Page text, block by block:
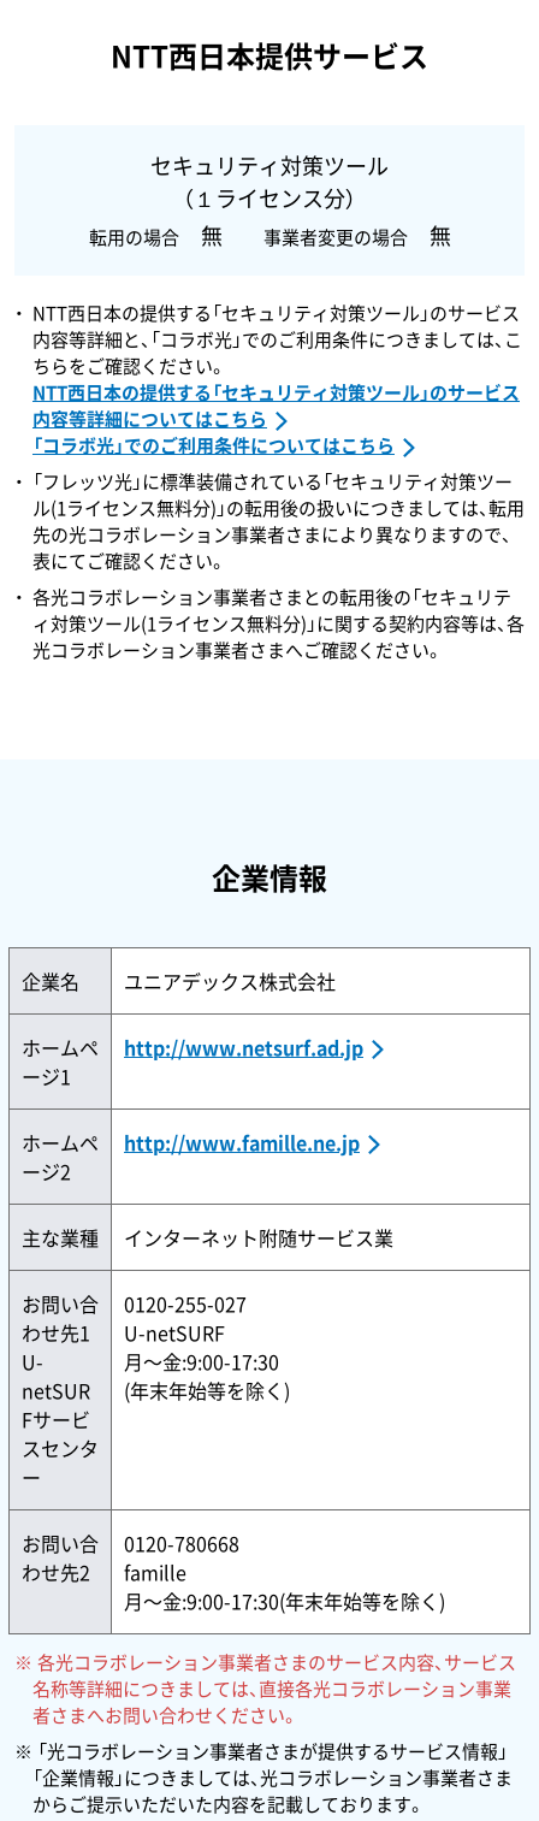
NTT西日本提供サービス
セキュリティ対策ツール
（１ライセンス分）
転用の場合無 事業者変更の場合無
NTT西日本の提供する「セキュリティ対策ツール」のサービス
内容等詳細と、「コラボ光」でのご利用条件につきましては、こ
ちらをご確認ください。
NTT西日本の提供する「セキュリティ対策ツール」のサービス
内容等詳細についてはこちら
「コラボ光」でのご利用条件についてはこちら
「フレッツ光」に標準装備されている「セキュリティ対策ツー
ル(1ライセンス無料分)」の転用後の扱いにつきましては、転用
先の光コラボレーション事業者さまにより異なりますので、
表にてご確認ください。
各光コラボレーション事業者さまとの転用後の「セキュリテ
ィ対策ツール(1ライセンス無料分)」に関する契約内容等は、各
光コラボレーション事業者さまへご確認ください。
企業情報
企業名 ユニアデックス株式会社
ホームペ
ージ1
http://www.netsurf.ad.jp
ホームペ
ージ2
http://www.famille.ne.jp
主な業種 インターネット附随サービス業
お問い合
わせ先1
U-
netSUR
Fサービ
スセンタ
ー
0120-255-027
U-netSURF
月〜金:9:00-17:30
(年末年始等を除く)
お問い合
わせ先2
0120-780668
famille
月〜金:9:00-17:30(年末年始等を除く)
各光コラボレーション事業者さまのサービス内容、サービス
名称等詳細につきましては、直接各光コラボレーション事業
者さまへお問い合わせください。
「光コラボレーション事業者さまが提供するサービス情報」
「企業情報」につきましては、光コラボレーション事業者さま
からご提示いただいた内容を記載しております。